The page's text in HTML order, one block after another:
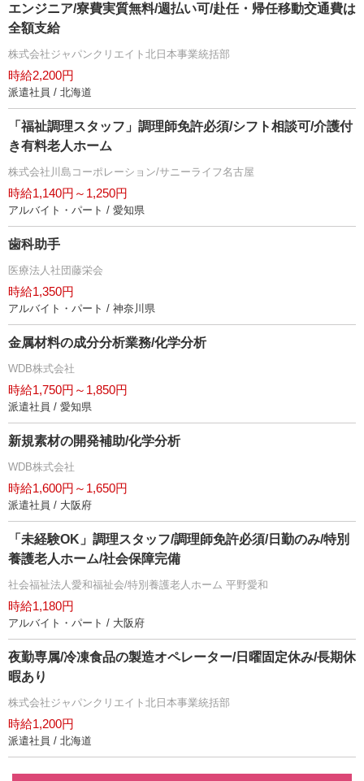
エンジニア/寮費実質無料/週払い可/赴任・帰任移動交通費は
全額支給
株式会社ジャパンクリエイト北日本事業統括部
時給2,200円
派遣社員 / 北海道
「福祉調理スタッフ」調理師免許必須/シフト相談可/介護付
き有料老人ホーム
株式会社川島コーポレーション/サニーライフ名古屋
時給1,140円～1,250円
アルバイト・パート / 愛知県
歯科助手
医療法人社団藤栄会
時給1,350円
アルバイト・パート / 神奈川県
金属材料の成分分析業務/化学分析
WDB株式会社
時給1,750円～1,850円
派遣社員 / 愛知県
新規素材の開発補助/化学分析
WDB株式会社
時給1,600円～1,650円
派遣社員 / 大阪府
「未経験OK」調理スタッフ/調理師免許必須/日勤のみ/特別
養護老人ホーム/社会保障完備
社会福祉法人愛和福祉会/特別養護老人ホーム 平野愛和
時給1,180円
アルバイト・パート / 大阪府
夜勤専属/冷凍食品の製造オペレーター/日曜固定休み/長期休
暇あり
株式会社ジャパンクリエイト北日本事業統括部
時給1,200円
派遣社員 / 北海道